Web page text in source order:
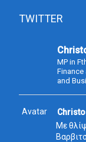
TWITTER
MP in
and
Avatar
Με